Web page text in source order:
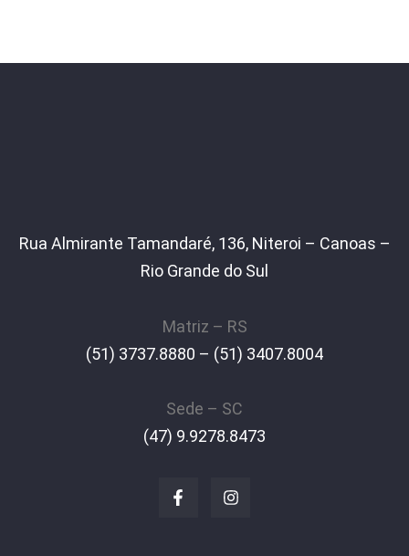
Rua Almirante Tamandaré, 136, Niteroi – Canoas –
Rio Grande do Sul
Matriz – RS
(51) 3737.8880 – (51) 3407.8004
Sede – SC
(47) 9.9278.8473